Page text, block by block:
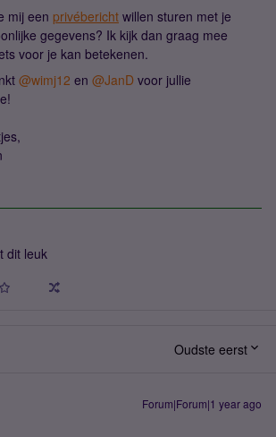
mij een privébericht willen sturen met je
gegevens? Ik kijk dan graag mee
voor je kan betekenen.
@wimj12 en @JanD voor jullie
dit leuk
Oudste eerst
Forum|Forum|1 year ago